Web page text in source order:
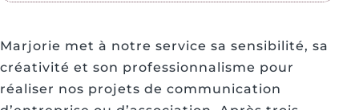
Marjorie met à notre service sa sensibilité, sa
créativité et son professionnalisme pour
réaliser nos projets de communication